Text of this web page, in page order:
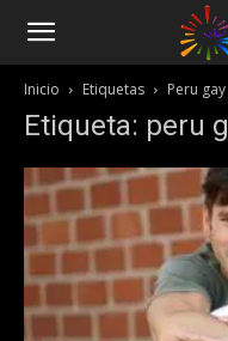
Inicio Etiquetas Peru gay
Etiqueta: peru